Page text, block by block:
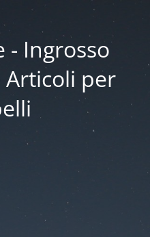
- Ingrosso
Articoli per